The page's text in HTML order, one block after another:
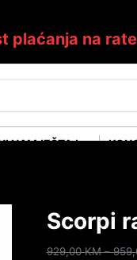
plaćanja na rate
NAMJEŠTAJ
Scorpi
929,00KM –